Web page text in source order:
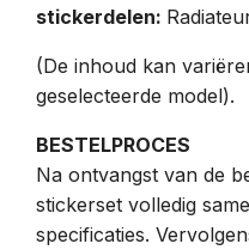
stickerdelen:
(De inhoud kan
geselecteerde model).
BESTELPROCES
Na ontvangst van de
stickerset volledig
specificaties.